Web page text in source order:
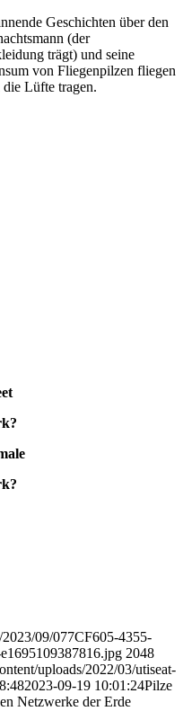
Geschichten über den
(der
trägt) und seine
von Fliegenpilzen fliegen
Lüfte tragen.
09/077CF605-4355-
2048
uploads/2022/03/utiseat-
2023-09-19 10:01:24Pilze
Netzwerke der Erde